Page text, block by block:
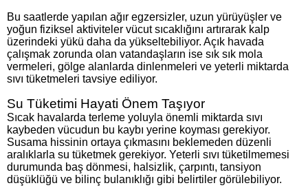
Bu saatlerde yapılan ağır egzersizler, uzun yürüyüşler ve
yoğun fiziksel aktiviteler vücut sıcaklığını artırarak kalp
üzerindeki yükü daha da yükseltebiliyor. Açık havada
çalışmak zorunda olan vatandaşların ise sık sık mola
vermeleri, gölge alanlarda dinlenmeleri ve yeterli miktarda
sıvı tüketmeleri tavsiye ediliyor.
Su Tüketimi Hayati Önem Taşıyor
Sıcak havalarda terleme yoluyla önemli miktarda sıvı
kaybeden vücudun bu kaybı yerine koyması gerekiyor.
Susama hissinin ortaya çıkmasını beklemeden düzenli
aralıklarla su tüketmek gerekiyor. Yeterli sıvı tüketilmemesi
durumunda baş dönmesi, halsizlik, çarpıntı, tansiyon
düşüklüğü ve bilinç bulanıklığı gibi belirtiler görülebiliyor.